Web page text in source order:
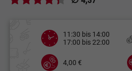
11:30 bis 14:00
17:00 bis 22:00
4,00 €